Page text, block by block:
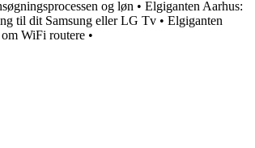
og løn • Elgiganten Aarhus:
til dit Samsung eller LG Tv • Elgiganten
WiFi routere •